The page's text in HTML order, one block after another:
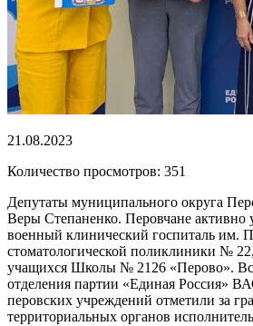
21.08.2023
Количество просмотров: 351
Депутаты муниципального округа
Веры Степаненко. Перовчане
военный клинический госпиталь им.
стоматологической поликлиники №
учащихся Школы № 2126 «Перово».
отделения партии «Единая Россия»
перовских учреждений отметили за
территориальных органов